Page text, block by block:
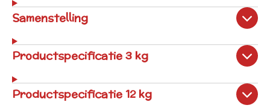
Samenstelling
Productspecificatie 3 kg
Productspecificatie 12 kg